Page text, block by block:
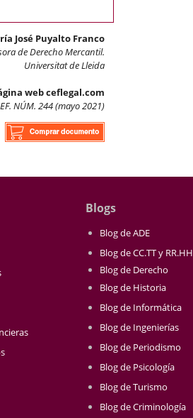
José Puyalto Franco
de Derecho Mercantil.
Universitat de Lleida
web ceflegal.com
NÚM. 244 (mayo 2021)
Blogs
Blog de ADE
Blog de CC.TT y RR.HH
Blog de Derecho
Blog de Historia
Blog de Informática
Blog de Ingenierías
Blog de Periodismo
Blog de Psicología
Blog de Turismo
Blog de Criminología